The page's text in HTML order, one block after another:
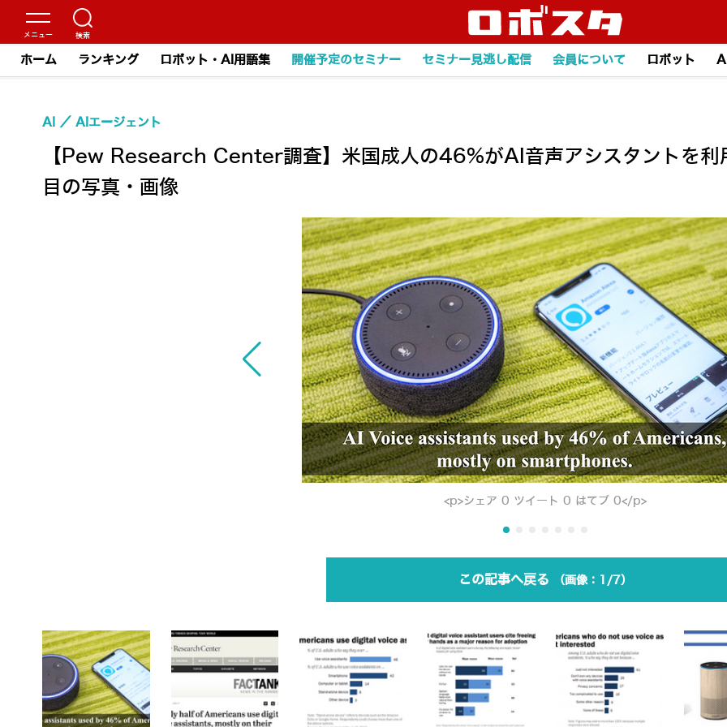
ホーム ランキング ロボット・AI用語集 開催予定のセミナー セミナー見逃し配信 会員について ロボット AI
【Pew Research Center調査】米国成人の46%がAI音声アシスタントを利
目の写真・画像
AI AIエージェント
<p>シェア 0 ツイート 0 はてブ 0</p>
この記事へ戻る 1/7